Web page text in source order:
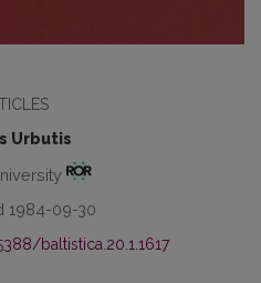
Urbutis
1984-09-30
baltistica.20.1.1617